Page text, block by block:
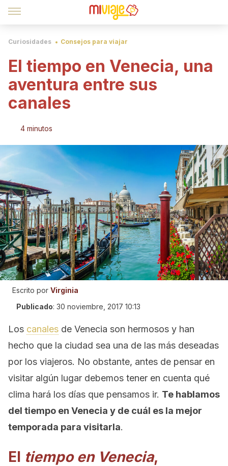
Curiosidades Consejos para viajar
El tiempo en Venecia, una
aventura entre sus
canales
4 minutos
Escrito por Virginia
Publicado: 30 noviembre, 2017 10:13
Los canales de Venecia son hermosos y han
hecho que la ciudad sea una de las más deseadas
por los viajeros. No obstante, antes de pensar en
visitar algún lugar debemos tener en cuenta qué
clima hará los días que pensamos ir. Te hablamos
del tiempo en Venecia y de cuál es la mejor
temporada para visitarla.
El tiempo en Venecia,